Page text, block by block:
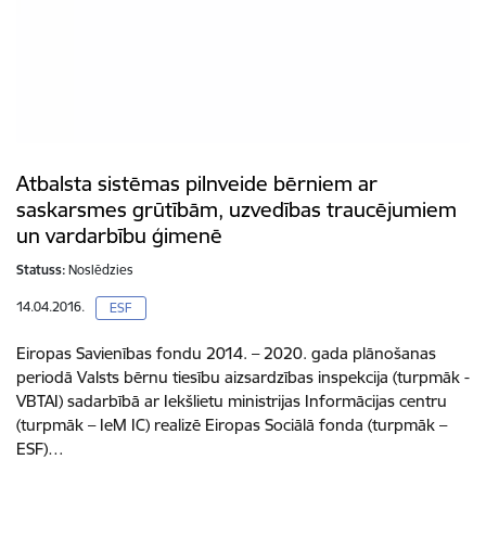
Atbalsta sistēmas pilnveide bērniem ar
saskarsmes grūtībām, uzvedības traucējumiem
un vardarbību ģimenē
Statuss: Noslēdzies
14.04.2016. ESF
Eiropas Savienības fondu 2014. – 2020. gada plānošanas
periodā Valsts bērnu tiesību aizsardzības inspekcija (turpmāk -
VBTAI) sadarbībā ar Iekšlietu ministrijas Informācijas centru
(turpmāk – IeM IC) realizē Eiropas Sociālā fonda (turpmāk –
ESF)…